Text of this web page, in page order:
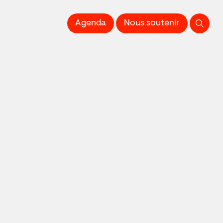
impriméeAgenda Nous soutenir